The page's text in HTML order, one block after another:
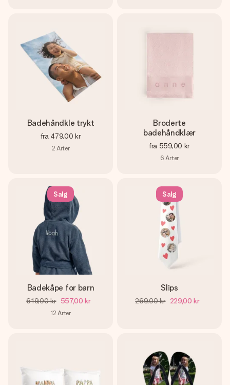
Badehåndkle trykt
fra 479,00 kr
2 Arter
Broderte
badehåndklær
fra 559,00 kr
6 Arter
Salg
Badekåpe for barn
619,00 kr 557,00 kr
12 Arter
Salg
Slips
269,00 kr 229,00 kr